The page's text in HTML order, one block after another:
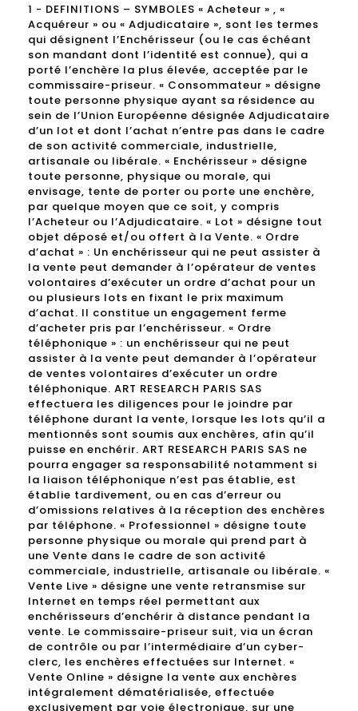
1 - DEFINITIONS – SYMBOLES « Acheteur » , «
Acquéreur » ou « Adjudicataire », sont les termes
qui désignent l’Enchérisseur (ou le cas échéant
son mandant dont l’identité est connue), qui a
porté l’enchère la plus élevée, acceptée par le
commissaire-priseur. « Consommateur » désigne
toute personne physique ayant sa résidence au
sein de l’Union Européenne désignée Adjudicataire
d’un lot et dont l’achat n’entre pas dans le cadre
de son activité commerciale, industrielle,
artisanale ou libérale. « Enchérisseur » désigne
toute personne, physique ou morale, qui
envisage, tente de porter ou porte une enchère,
par quelque moyen que ce soit, y compris
l’Acheteur ou l’Adjudicataire. « Lot » désigne tout
objet déposé et/ou offert à la Vente. « Ordre
d’achat » : Un enchérisseur qui ne peut assister à
la vente peut demander à l’opérateur de ventes
volontaires d’exécuter un ordre d’achat pour un
ou plusieurs lots en fixant le prix maximum
d’achat. Il constitue un engagement ferme
d’acheter pris par l’enchérisseur. « Ordre
téléphonique » : un enchérisseur qui ne peut
assister à la vente peut demander à l’opérateur
de ventes volontaires d’exécuter un ordre
téléphonique. ART RESEARCH PARIS SAS
effectuera les diligences pour le joindre par
téléphone durant la vente, lorsque les lots qu’il a
mentionnés sont soumis aux enchères, afin qu’il
puisse en enchérir. ART RESEARCH PARIS SAS ne
pourra engager sa responsabilité notamment si
la liaison téléphonique n’est pas établie, est
établie tardivement, ou en cas d’erreur ou
d’omissions relatives à la réception des enchères
par téléphone. « Professionnel » désigne toute
personne physique ou morale qui prend part à
une Vente dans le cadre de son activité
commerciale, industrielle, artisanale ou libérale. «
Vente Live » désigne une vente retransmise sur
Internet en temps réel permettant aux
enchérisseurs d’enchérir à distance pendant la
vente. Le commissaire-priseur suit, via un écran
de contrôle ou par l’intermédiaire d’un cyber-
clerc, les enchères effectuées sur Internet. «
Vente Online » désigne la vente aux enchères
intégralement dématérialisée, effectuée
exclusivement par voie électronique, sur une